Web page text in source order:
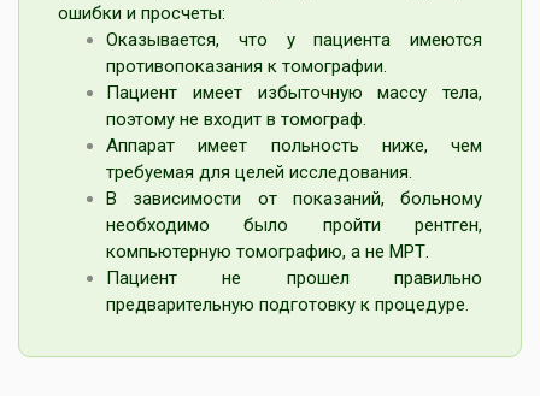
ошибки и просчеты:
Оказывается, что у пациента имеются
противопоказания к томографии.
Пациент имеет избыточную массу тела,
поэтому не входит в томограф.
Аппарат имеет польность ниже, чем
требуемая для целей исследования.
В зависимости от показаний, больному
необходимо было пройти рентген,
компьютерную томографию, а не МРТ.
Пациент не прошел правильно
предварительную подготовку к процедуре.